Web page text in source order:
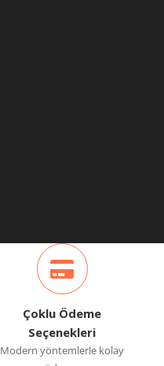
Çoklu Ödeme
Seçenekleri
Modern yöntemlerle kolay